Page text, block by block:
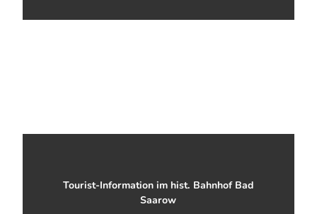
Tourist-Information im hist. Bahnhof Bad
Saarow